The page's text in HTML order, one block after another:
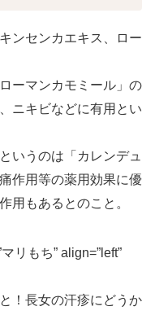
ンセンカエキス、ロー
ーマンカモミール」の
ニキビなどに有用 とい
いうのは「カレンデュ
作用等の薬用効果に優
用もあるとのこと。
リもち” align=”left”
！長女の汗疹にどうか